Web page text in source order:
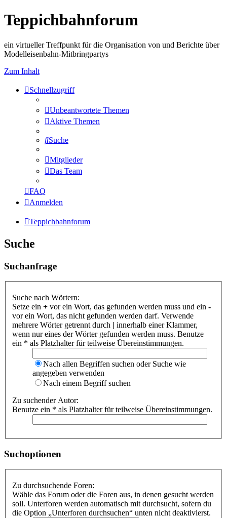
Teppichbahnforum
ein virtueller Treffpunkt für die Organisation von und Berichte über
Modelleisenbahn-Mitbringpartys
Zum Inhalt
Schnellzugriff
Unbeantwortete Themen
Aktive Themen
Suche
Mitglieder
Das Team
FAQ
Anmelden
Teppichbahnforum
Suche
Suchanfrage
Suche nach Wörtern:
Setze ein + vor ein Wort, das gefunden werden muss und ein -
vor ein Wort, das nicht gefunden werden darf. Verwende
mehrere Wörter getrennt durch | innerhalb einer Klammer,
wenn nur eines der Wörter gefunden werden muss. Benutze
ein * als Platzhalter für teilweise Übereinstimmungen.
Nach allen Begriffen suchen oder Suche wie
angegeben verwenden
Nach einem Begriff suchen
Zu suchender Autor:
Benutze ein * als Platzhalter für teilweise Übereinstimmungen.
Suchoptionen
Zu durchsuchende Foren:
Wähle das Forum oder die Foren aus, in denen gesucht werden
soll. Unterforen werden automatisch mit durchsucht, sofern du
die Option „Unterforen durchsuchen“ unten nicht deaktivierst.